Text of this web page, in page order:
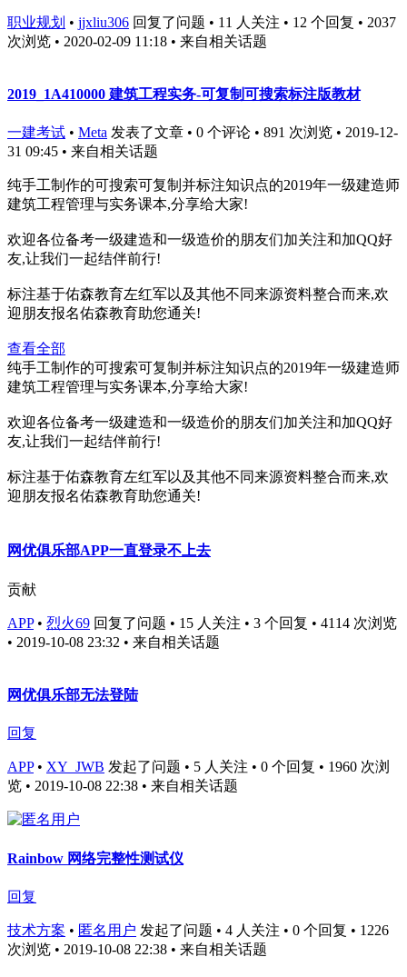
职业规划 • jjxliu306 回复了问题 • 11 人关注 • 12 个回复 • 2037
次浏览 • 2020-02-09 11:18 • 来自相关话题
2019_1A410000 建筑工程实务-可复制可搜索标注版教材
一建考试 • Meta 发表了文章 • 0 个评论 • 891 次浏览 • 2019-12-
31 09:45 • 来自相关话题
纯手工制作的可搜索可复制并标注知识点的2019年一级建造师
建筑工程管理与实务课本,分享给大家!
欢迎各位备考一级建造和一级造价的朋友们加关注和加QQ好
友,让我们一起结伴前行!
标注基于佑森教育左红军以及其他不同来源资料整合而来,欢
迎朋友报名佑森教育助您通关!
查看全部
纯手工制作的可搜索可复制并标注知识点的2019年一级建造师
建筑工程管理与实务课本,分享给大家!
欢迎各位备考一级建造和一级造价的朋友们加关注和加QQ好
友,让我们一起结伴前行!
标注基于佑森教育左红军以及其他不同来源资料整合而来,欢
迎朋友报名佑森教育助您通关!
网优俱乐部APP一直登录不上去
贡献
APP• 烈火69 回复了问题 • 15 人关注 • 3 个回复 • 4114 次浏览
• 2019-10-08 23:32 • 来自相关话题
网优俱乐部无法登陆
回复
APP• XY_JWB 发起了问题 • 5 人关注 • 0 个回复 • 1960 次浏
览 • 2019-10-08 22:38 • 来自相关话题
Rainbow 网络完整性测试仪
回复
技术方案 • 匿名用户 发起了问题 • 4 人关注 • 0 个回复 • 1226
次浏览 • 2019-10-08 22:38 • 来自相关话题